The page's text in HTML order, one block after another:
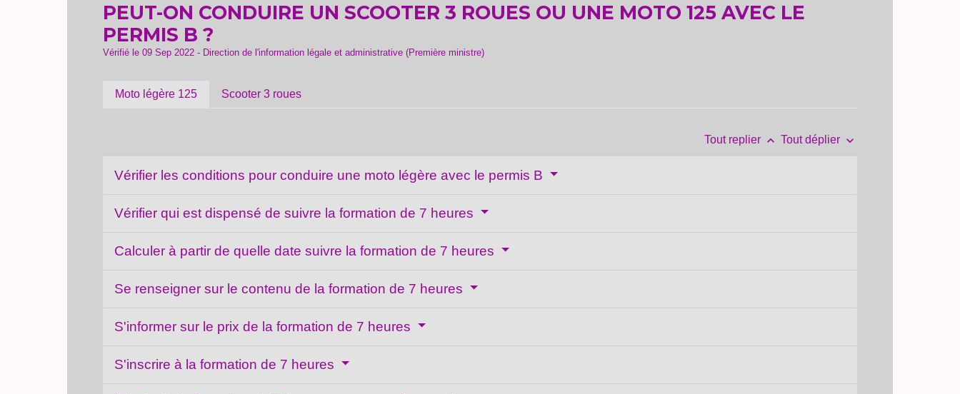
PEUT-ON CONDUIRE UN SCOOTER 3 ROUES OU UNE MOTO 125 AVEC LE
PERMIS B ?
Vérifié le 09 Sep 2022 - Direction de l'information légale et administrative (Première ministre)
Moto légère 125 Scooter 3 roues
Tout replier keyboard_arrow_up Tout déplier keyboard_arrow_down
Vérifier les conditions pour conduire une moto légère avec le permis B
Vérifier qui est dispensé de suivre la formation de 7 heures
Calculer à partir de quelle date suivre la formation de 7 heures
Se renseigner sur le contenu de la formation de 7 heures
S'informer sur le prix de la formation de 7 heures
S'inscrire à la formation de 7 heures